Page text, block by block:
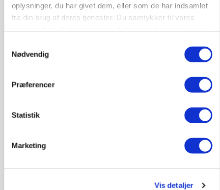
oplysninger, du har givet dem, eller som de har indsamlet
fra din brug af deres tjenester. Du samtykker til vores
Nødvendig
Præferencer
Statistik
Marketing
Vis detaljer
Kalve
Klimastald
03. aug.